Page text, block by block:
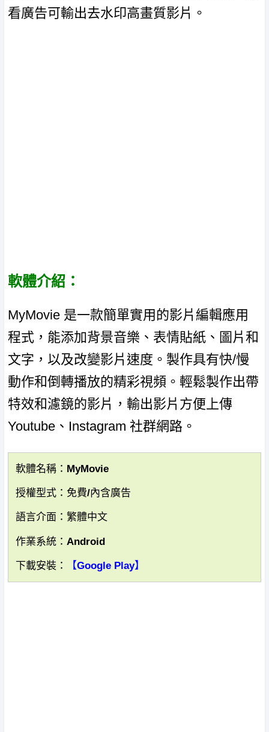
看廣告可輸出去水印高畫質影片。
軟體介紹：
MyMovie 是一款簡單實用的影片編輯應用
程式，能添加背景音樂、表情貼紙、圖片和
文字，以及改變影片速度。製作具有快/慢
動作和倒轉播放的精彩視頻。輕鬆製作出帶
特效和濾鏡的影片，輸出影片方便上傳
Youtube、Instagram 社群網路。
軟體名稱：MyMovie
授權型式：免費/內含廣告
語言介面：繁體中文
作業系統：Android
下載安裝： 【Google Play】